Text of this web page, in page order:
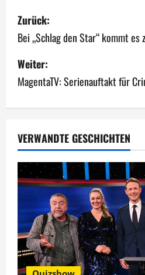
B
e
i
t
r
a
g
s
n
a
v
Zurück:
Bei „Schlag den Star“ kommt es
Weiter:
MagentaTV: Serienauftakt für
VERWANDTE GESCHICHTEN